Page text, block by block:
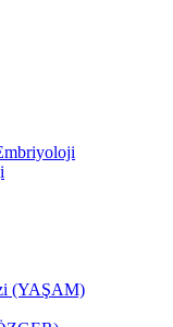
(YAŞAM)